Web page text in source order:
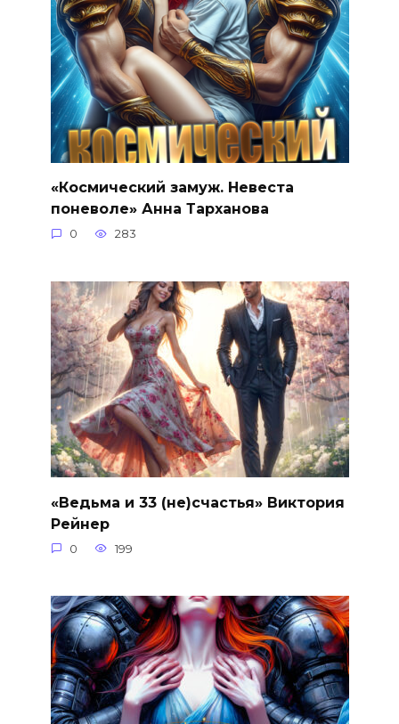
«Космический замуж. Невеста
поневоле» Анна Тарханова
0 283
«Ведьма и 33 (не)счастья» Виктория
Рейнер
0 199